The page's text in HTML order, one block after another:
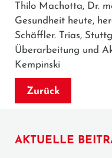
Thilo Machotta, Dr.
Gesundheit heute,
Schäffler. Trias,
Überarbeitung und
Kempinski
Zurück
AKTUELLE